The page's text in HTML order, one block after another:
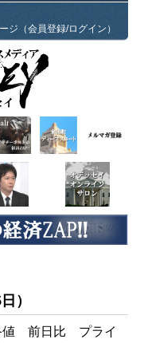
ジ（会員登録/ログイン）
）
値 前日比 プライ